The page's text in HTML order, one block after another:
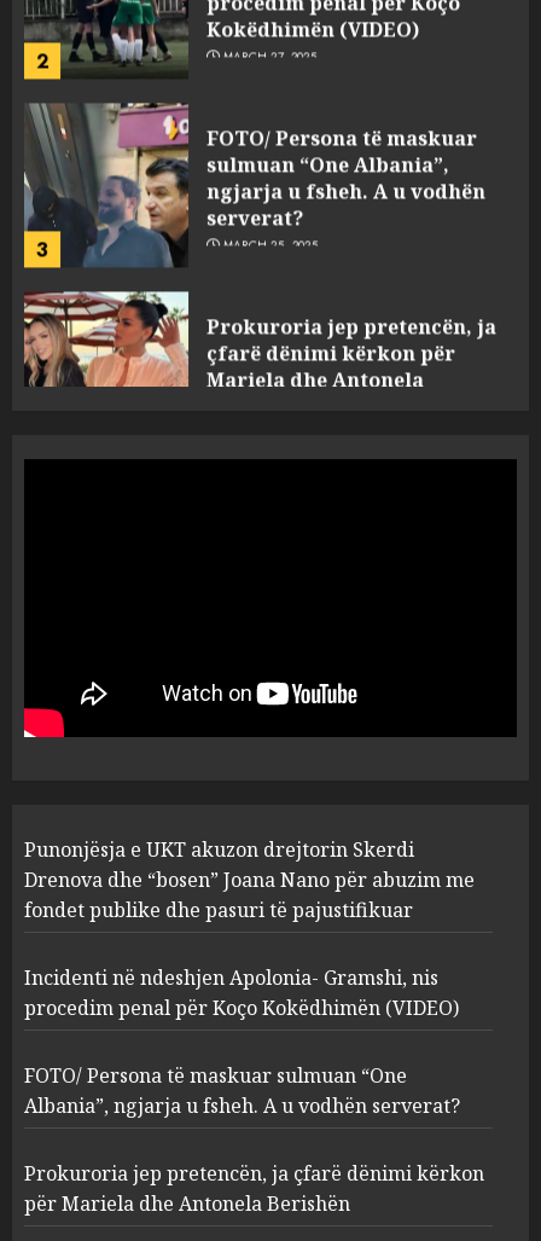
3
serverat?
MARCH 25, 2025
4
Berishën
MARCH 25, 2025
1
“bosen” Joana Nano për
abuzim me fondet publike dhe
pasuri të pajustifikuar
2
Apolonia- Gramshi, nis
procedim penal për Koço
Kokëdhimën (VIDEO)
MARCH 27, 2025
3
FOTO/ Persona të maskuar
sulmuan “One Albania”,
ngjarja u fsheh. A u vodhën
serverat?
MARCH 25, 2025
Prokuroria jep pretencën, ja
çfarë dënimi kërkon për
Punonjësja e UKT akuzon drejtorin Skerdi
Drenova dhe “bosen” Joana Nano për abuzim me
fondet publike dhe pasuri të pajustifikuar
Incidenti në ndeshjen Apolonia- Gramshi, nis
procedim penal për Koço Kokëdhimën (VIDEO)
FOTO/ Persona të maskuar sulmuan “One
Albania”, ngjarja u fsheh. A u vodhën serverat?
Prokuroria jep pretencën, ja çfarë dënimi kërkon
për Mariela dhe Antonela Berishën